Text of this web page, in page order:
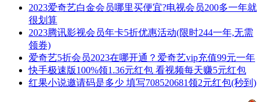
2023爱奇艺白金会员哪里买便宜?电视会员200多一年就
很划算
2023腾讯影视会员年卡5折优惠活动(限时244一年,无需
领券)
爱奇艺5折会员2023在哪开通？爱奇艺vip充值99元一年
快手极速版100%领1.36元红包 看视频每天赚5元红包
红果小说邀请码是多少 填写708520681领2元红包(秒到)